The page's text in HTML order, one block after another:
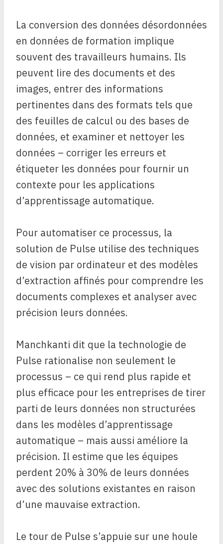
La conversion des données désordonnées
en données de formation implique
souvent des travailleurs humains. Ils
peuvent lire des documents et des
images, entrer des informations
pertinentes dans des formats tels que
des feuilles de calcul ou des bases de
données, et examiner et nettoyer les
données – corriger les erreurs et
étiqueter les données pour fournir un
contexte pour les applications
d’apprentissage automatique.
Pour automatiser ce processus, la
solution de Pulse utilise des techniques
de vision par ordinateur et des modèles
d’extraction affinés pour comprendre les
documents complexes et analyser avec
précision leurs données.
Manchkanti dit que la technologie de
Pulse rationalise non seulement le
processus – ce qui rend plus rapide et
plus efficace pour les entreprises de tirer
parti de leurs données non structurées
dans les modèles d’apprentissage
automatique – mais aussi améliore la
précision. Il estime que les équipes
perdent 20% à 30% de leurs données
avec des solutions existantes en raison
d’une mauvaise extraction.
Le tour de Pulse s’appuie sur une houle